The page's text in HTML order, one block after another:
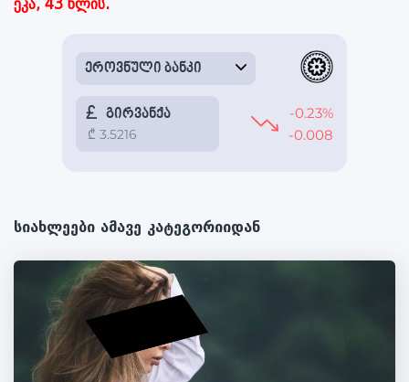
ეკა, 43 წლის.
სიახლეები ამავე კატეგორიიდან